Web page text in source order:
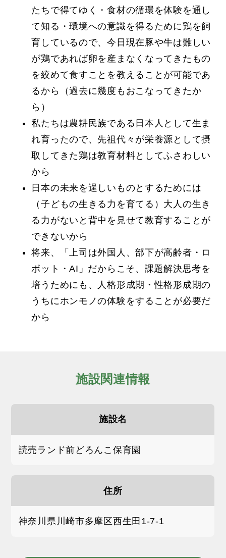
たちで得てゆく・食材の循環を体験を通し
て知る・環境への意識を得るために鶏を飼
育しているので、今日現在豚や牛は難しい
が鶏であれば卵を産まなくなってきたもの
を絞めて食すことを教えることが可能であ
るから（過去に幾度もおこなってきたか
ら）
私たちは農耕民族である日本人として生ま
れ育ったので、先祖代々が栄養源として摂
取してきた鶏は教育材料としてふさわしい
から
日本の未来を逞しいものとするためには
（子どもの生きる力を育てる）大人の生き
る力がないと背中を見せて教育することが
できないから
将来、「上司は外国人、部下が高齢者・ロ
ボット・AI」 だからこそ、課題解決思考を
培うためにも、人格形成期・性格形成期の
うちにホンモノの体験をすることが必要だ
から
施設関連情報
施設名
読売ランド前どろんこ保育園
住所
神奈川県川崎市多摩区西生田1-7-1